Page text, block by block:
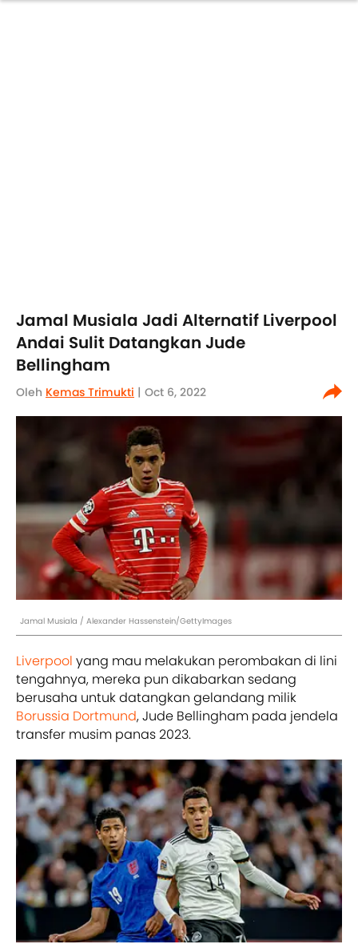
Jamal Musiala Jadi Alternatif Liverpool
Andai Sulit Datangkan Jude
Bellingham
Oleh Kemas Trimukti | Oct 6, 2022
Jamal Musiala / Alexander Hassenstein/GettyImages
Liverpool yang mau melakukan perombakan di lini
tengahnya, mereka pun dikabarkan sedang
berusaha untuk datangkan gelandang milik
Borussia Dortmund, Jude Bellingham pada jendela
transfer musim panas 2023.